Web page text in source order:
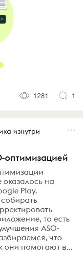
1281 1
изнутри
оптимизацией
на
Play.
то есть
ASO-
что
они помогают в...